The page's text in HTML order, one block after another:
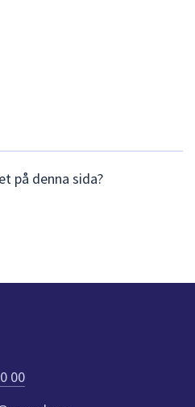
på denna sida?
00